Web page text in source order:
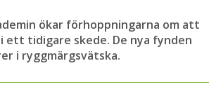
ökar förhoppningarna om att
ett tidigare skede. De nya fynden
i ryggmärgsvätska.